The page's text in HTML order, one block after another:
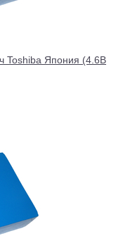
Toshiba Япония (4.6В